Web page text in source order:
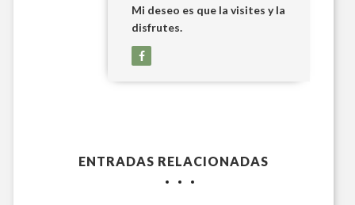
Mi deseo es que la visites y la
disfrutes.
ENTRADAS RELACIONADAS